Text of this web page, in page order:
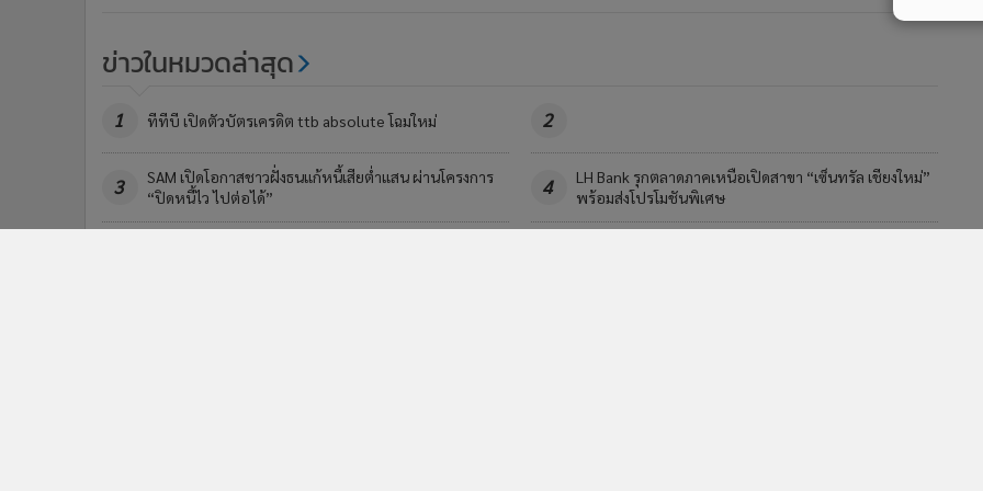
ข่าวในหมวดล่าสุด
1 ทีทีบี เปิดตัวบัตรเครดิต ttb absolute โฉมใหม่ 2
3
SAM เปิดโอกาสชาวฝั่งธนแก้หนี้เสียต่ำแสน ผ่านโครงการ
“ปิดหนี้ไว ไปต่อได้”
4
LH Bank รุกตลาดภาคเหนือเปิดสาขา “เซ็นทรัล เชียงใหม่”
พร้อมส่งโปรโมชันพิเศษ